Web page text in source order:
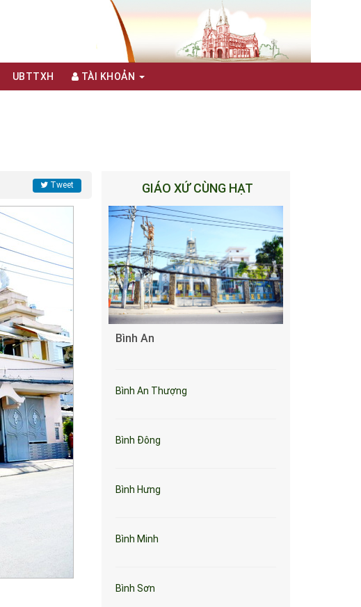
UBTTXH TÀI KHOẢN
Tweet GIÁO XỨ CÙNG HẠT
Bình An
Bình An Thượng
Bình Đông
Bình Hưng
Bình Minh
Bình Sơn